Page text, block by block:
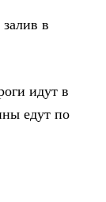
идут в
едут по